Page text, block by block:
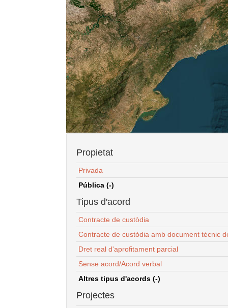
Propietat
Privada
Pública (-)
Tipus d'acord
Contracte de custòdia
Contracte de custòdia amb document tècnic
Dret real d'aprofitament parcial
Sense acord/Acord verbal
Altres tipus d'acords (-)
Projectes